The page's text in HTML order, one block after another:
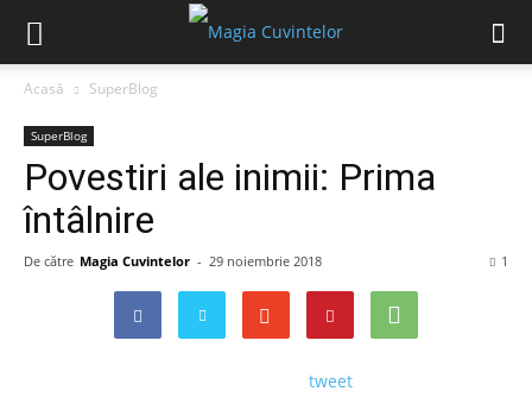
Acasă SuperBlog
SuperBlog
Povestiri ale inimii: Prima
întâlnire
De către Magia Cuvintelor - 29 noiembrie 2018 1
tweet